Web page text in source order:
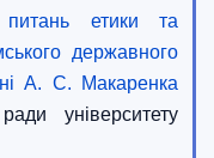
етики та
державного
А. С. Макаренка
університету